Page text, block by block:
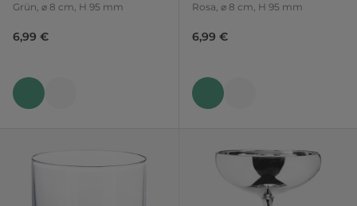
Grün, ⌀ 8 cm, H 95 mm
6,99 €
Rosa, ⌀ 8 cm, H 95 mm
6,99 €